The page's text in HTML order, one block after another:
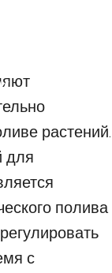
растений.
для
полива
с